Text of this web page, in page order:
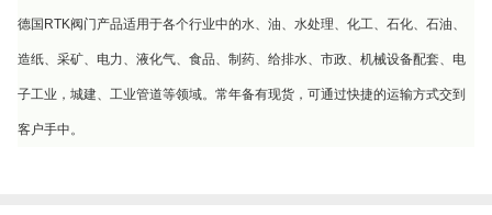
德国RTK阀门产品适用于各个行业中的水、油、水处理、化工、石化、石油、
造纸、采矿、电力、液化气、食品、制药、给排水、市政、机械设备配套、电
子工业，城建、工业管道等领域。常年备有现货，可通过快捷的运输方式交到
客户手中。